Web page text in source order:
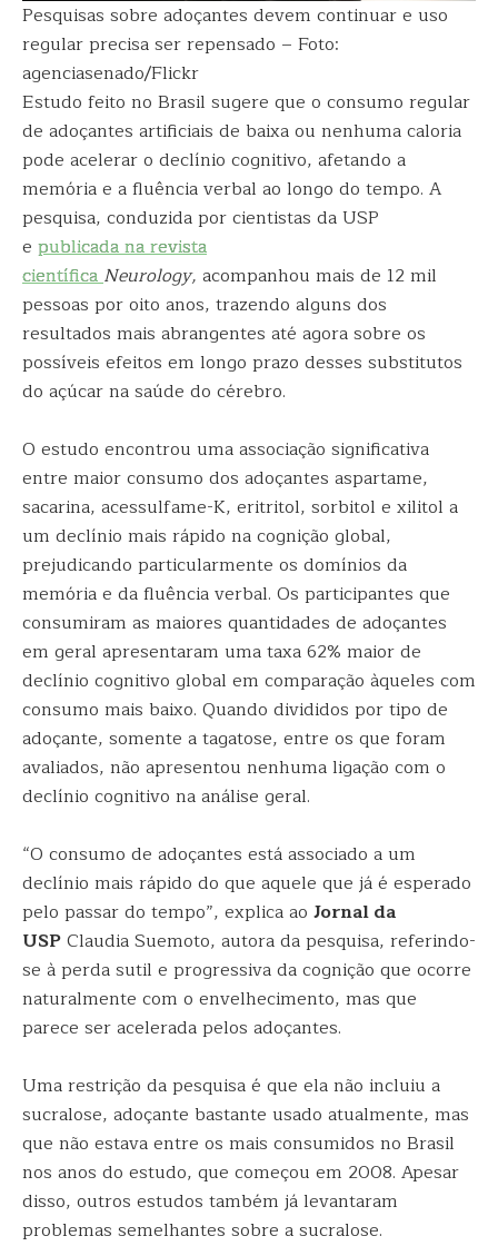
Pesquisas sobre adoçantes devem continuar e uso
regular precisa ser repensado – Foto:
agenciasenado/Flickr
Estudo feito no Brasil sugere que o consumo regular
de adoçantes artificiais de baixa ou nenhuma caloria
pode acelerar o declínio cognitivo, afetando a
memória e a fluência verbal ao longo do tempo. A
pesquisa, conduzida por cientistas da USP
e publicada na revista
científicaNeurology, acompanhou mais de 12 mil
pessoas por oito anos, trazendo alguns dos
resultados mais abrangentes até agora sobre os
possíveis efeitos em longo prazo desses substitutos
do açúcar na saúde do cérebro.
O estudo encontrou uma associação significativa
entre maior consumo dos adoçantes aspartame,
sacarina, acessulfame-K, eritritol, sorbitol e xilitol a
um declínio mais rápido na cognição global,
prejudicando particularmente os domínios da
memória e da fluência verbal. Os participantes que
consumiram as maiores quantidades de adoçantes
em geral apresentaram uma taxa 62% maior de
declínio cognitivo global em comparação àqueles com
consumo mais baixo. Quando divididos por tipo de
adoçante, somente a tagatose, entre os que foram
avaliados, não apresentou nenhuma ligação com o
declínio cognitivo na análise geral.
“O consumo de adoçantes está associado a um
declínio mais rápido do que aquele que já é esperado
pelo passar do tempo”, explica ao Jornal da
USPClaudia Suemoto, autora da pesquisa, referindo-
se à perda sutil e progressiva da cognição que ocorre
naturalmente com o envelhecimento, mas que
parece ser acelerada pelos adoçantes.
Uma restrição da pesquisa é que ela não incluiu a
sucralose, adoçante bastante usado atualmente, mas
que não estava entre os mais consumidos no Brasil
nos anos do estudo, que começou em 2008. Apesar
disso, outros estudos também já levantaram
problemas semelhantes sobre a sucralose.